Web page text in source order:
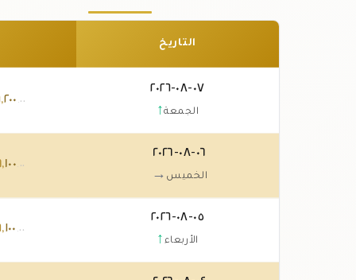
التاريخ
٠٧-٠٨-٢٠٢٦
الجمعة↑
,٢٠٠ .٠٠
٠٦-٠٨-٢٠٢٦
الخميس →
,١٠٠.٠٠
٠٥-٠٨-٢٠٢٦
الأربعاء ↑
,١٠٠ .٠٠